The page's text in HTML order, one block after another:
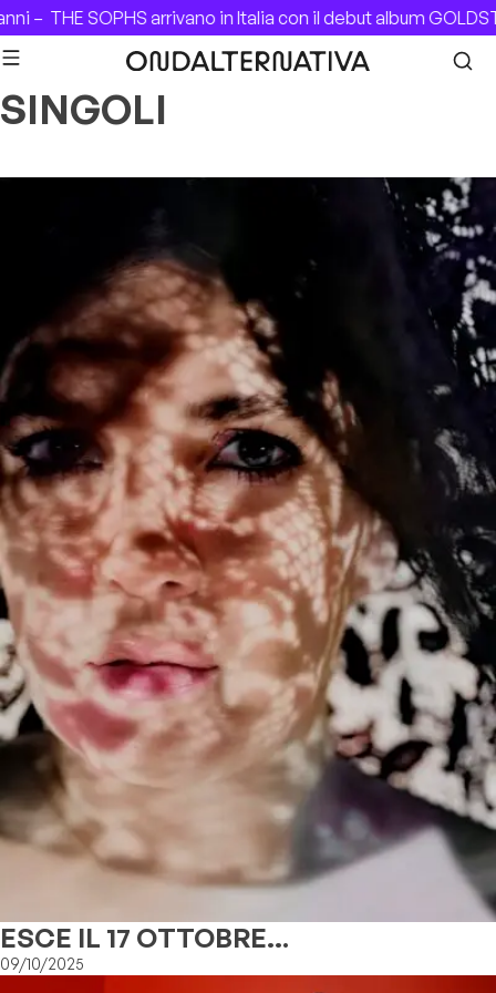
Skip to content
– THE SOPHS arrivano in Italia con il debut album
SINGOLI
ESCE IL 17 OTTOBRE
"L'AVVERSARIA", IL NUOVO ALBUM
09/10/2025